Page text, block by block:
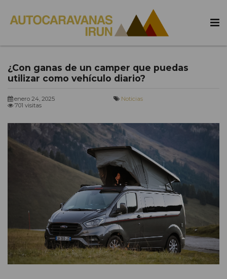
¿Con ganas de un camper que puedas
utilizar como vehículo diario?
enero 24, 2025
Noticias
701 visitas